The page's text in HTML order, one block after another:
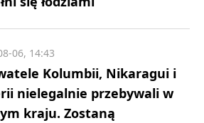
Kolumbii, Nikaragui i
nielegalnie przebywali w
kraju. Zostaną
06, 14:43